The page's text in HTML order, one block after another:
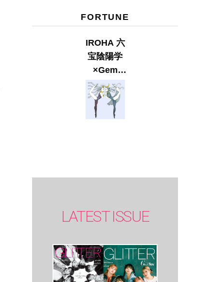
FORTUNE
IROHA 六
宝陰陽学
×Gem
Muse
【GLITTER
2023
LATEST ISSUE